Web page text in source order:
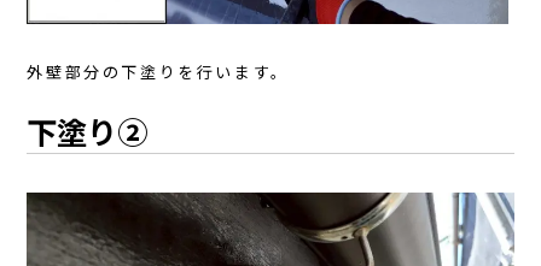
外壁部分の下塗りを行います。
下塗り②